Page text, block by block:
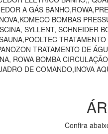
A GÁS
BOMBAS
SYLLENT, SCHNEIDER
TRATAMENTO DE
ROWA BOMBA
DE COMANDO,INOVA
Confira